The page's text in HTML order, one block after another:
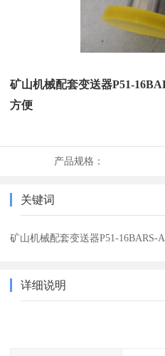
矿山机械配套变送器P51-
方便
产品规格：
关键词
矿山机械配套变送器P51-16BARS-
详细说明